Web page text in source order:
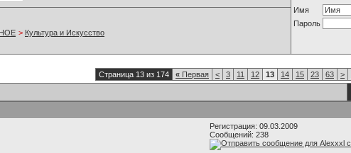
Имя
Пароль
> Культура и Искусство
Страница 13 из 174 « Первая < 3 11 12 13 14 15 23 63 >
Регистрация: 09.03.2009
Сообщений: 238